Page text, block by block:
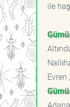
ile
Evren